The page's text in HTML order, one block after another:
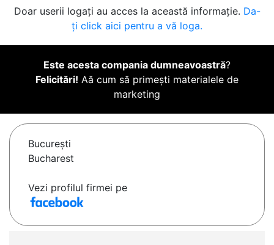
Doar userii logați au acces la această informație. Da-
ți click aici pentru a vă loga.
Este acesta compania dumneavoastră?
Felicitări! Aă cum să primești materialele de
marketing
Bucureşti
Bucharest
Vezi profilul firmei pe